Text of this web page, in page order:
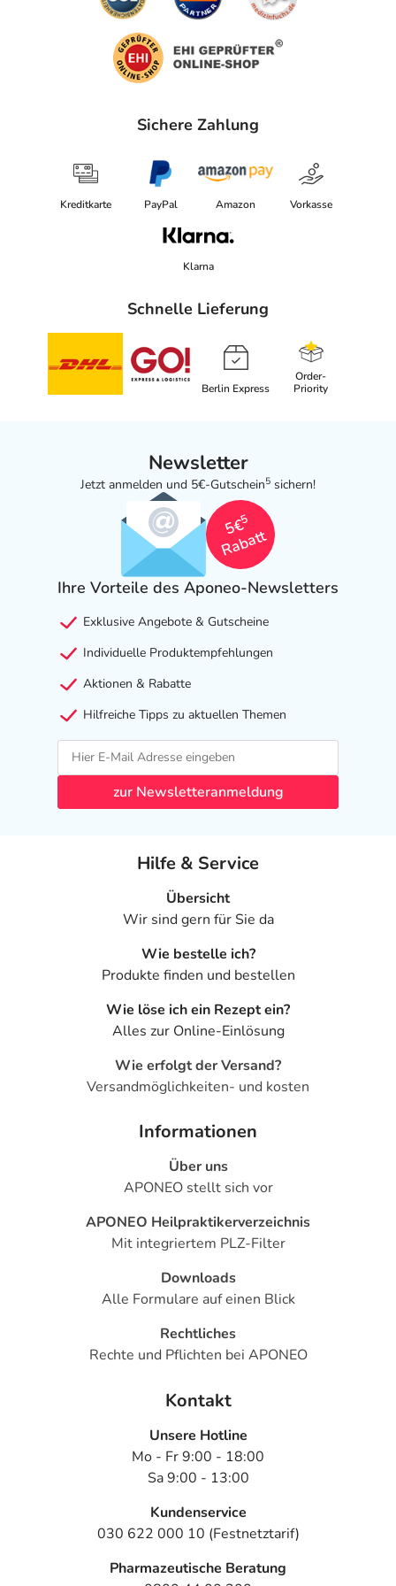
Sichere Zahlung
Kreditkarte PayPal Amazon Vorkasse
Klarna
Schnelle Lieferung
Berlin Express
Order-
Priority
Newsletter
Jetzt anmelden und 5€-Gutschein5 sichern!
5€
5
Rabatt
Ihre Vorteile des Aponeo-Newsletters
Exklusive Angebote & Gutscheine
Individuelle Produktempfehlungen
Aktionen & Rabatte
Hilfreiche Tipps zu aktuellen Themen
zur Newsletteranmeldung
Hilfe & Service
Übersicht
Wir sind gern für Sie da
Wie bestelle ich?
Produkte finden und bestellen
Wie löse ich ein Rezept ein?
Alles zur Online-Einlösung
Wie erfolgt der Versand?
Versandmöglichkeiten- und kosten
Informationen
Über uns
APONEO stellt sich vor
APONEO Heilpraktikerverzeichnis
Mit integriertem PLZ-Filter
Downloads
Alle Formulare auf einen Blick
Rechtliches
Rechte und Pflichten bei APONEO
Kontakt
Unsere Hotline
Mo - Fr 9:00 - 18:00
Sa 9:00 - 13:00
Kundenservice
030 622 000 10 (Festnetztarif)
Pharmazeutische Beratung